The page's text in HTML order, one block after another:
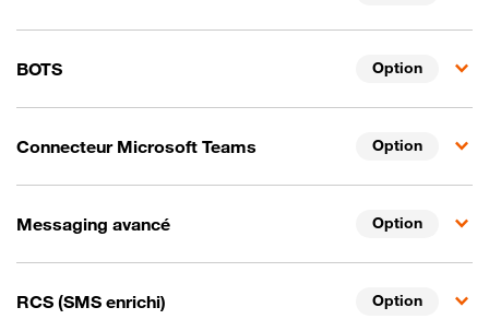
BOTS Option
Connecteur Microsoft Teams Option
Messaging avancé Option
RCS (SMS enrichi) Option